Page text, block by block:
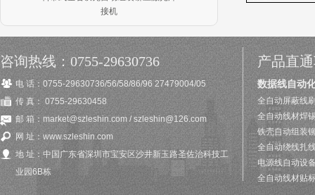
接机
咨询热线：0755-29630736
电 话：0755-29630736/56/58/86/96 27479004/05
传 真： 0755-29630458
邮 箱：market@szleshin.com / szleshin@126.com
网 址：www.szleshin.com
地 址：中国广东省深圳市宝安区沙井新玉路圣佐治科技工
业园6B栋
产品直
数据线自动
全自动屏蔽线
全自动线材焊
铁壳自动组装
全自动绕线扎
电源线自动设
全自动线材贴